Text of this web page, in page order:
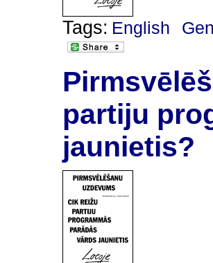
Tags: English
partiju
jaunietis?